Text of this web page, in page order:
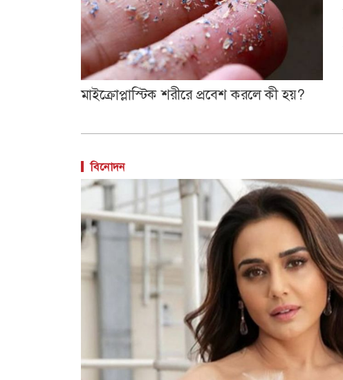
মাইক্রোপ্লাস্টিক শরীরে প্রবেশ করলে কী হয়?
বিনোদন